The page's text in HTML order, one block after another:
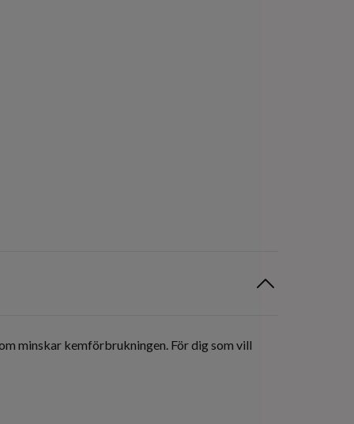
minskar kemförbrukningen. För dig som vill